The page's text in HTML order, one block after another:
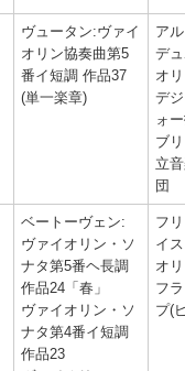
ヴュータン:ヴァイ
オリン協奏曲第5
番イ短調 作品37
(単一楽章)
ア
デ
オ
デ
ォ
ブ
立
団
ベートーヴェン:
ヴァイオリン・ソ
ナタ第5番ヘ長調
作品24「春」
ヴァイオリン・ソ
ナタ第4番イ短調
作品23
フ
イ
オ
フ
プ(